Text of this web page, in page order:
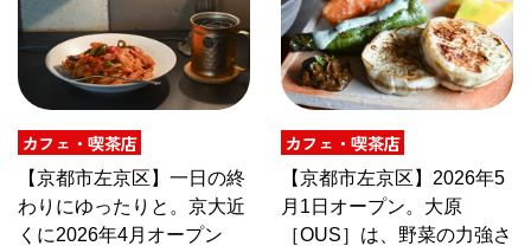
カフェ・喫茶店
【京都市左京区】一日の終
わりにゆったりと。京大近
くに2026年4月オープン
カフェ・喫茶店
【京都市左京区】2026年5
月1日オープン。大原
［OUS］は、野菜の力強さ